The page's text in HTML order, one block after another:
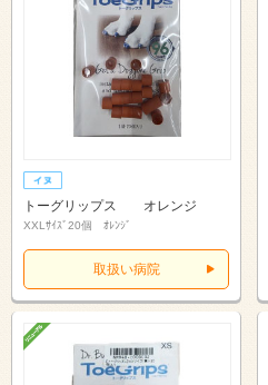
トーグリップス オレンジ
XXLｻｲｽﾞ20個 ｵﾚﾝｼﾞ
取扱い病院